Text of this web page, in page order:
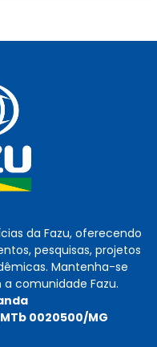
da Fazu, oferecendo
pesquisas, projetos
Mantenha-se
comunidade Fazu.
0020500/MG